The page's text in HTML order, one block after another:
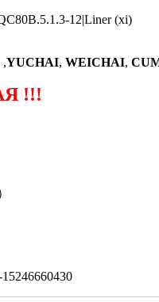
12|Liner (xi)
,YUCHAI, WEICHAI,
!!!